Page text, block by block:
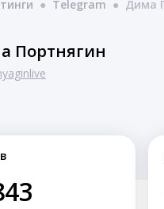
● Telegram ● Дима
Портнягин